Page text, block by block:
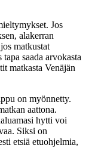
Jos
alakerran
matkustat
saada arvokasta
matkasta Venäjän
on myönnetty.
aattona.
hytti voi
Siksi on
etsiä etuohjelmia,